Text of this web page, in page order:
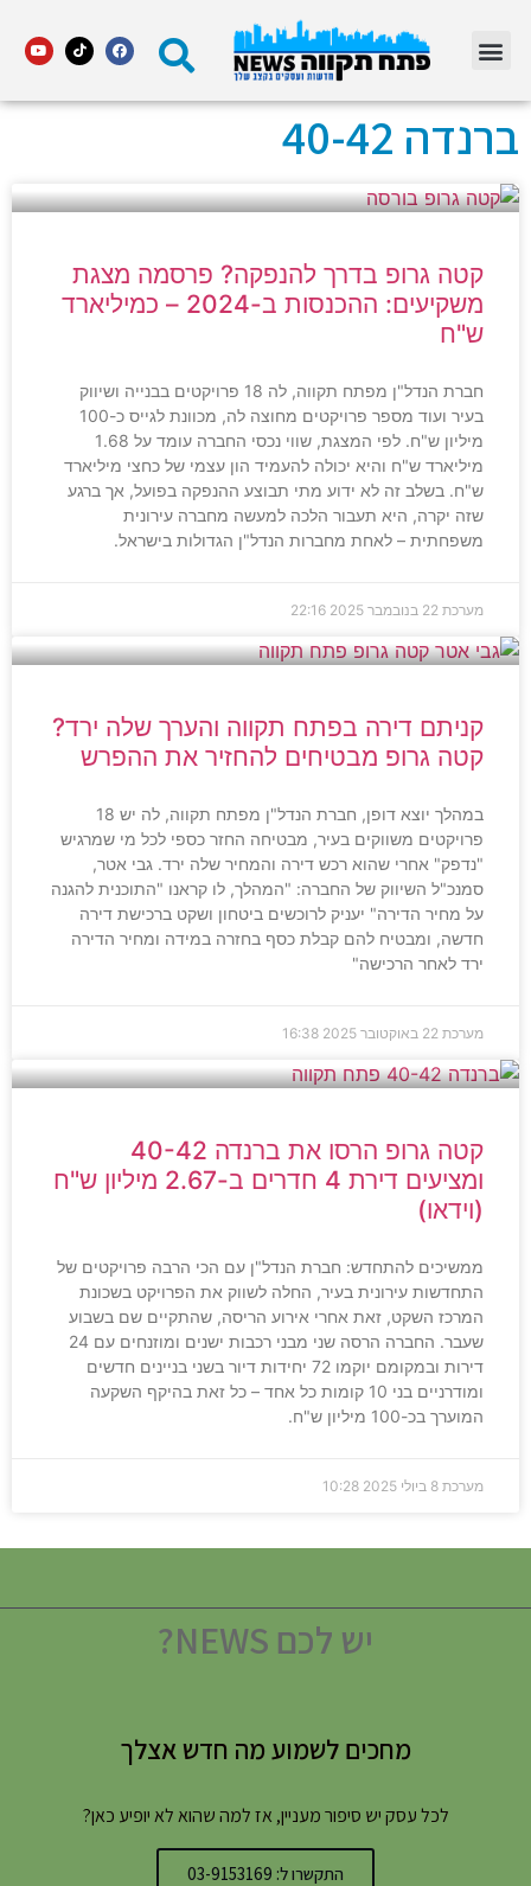
ברנדה 40-42
קטה גרופ בדרך להנפקה? פרסמה מצגת
משקיעים: ההכנסות ב-2024 – כמיליארד
ש"ח
חברת הנדל"ן מפתח תקווה, לה 18 פרויקטים בבנייה ושיווק
בעיר ועוד מספר פרויקטים מחוצה לה, מכוונת לגייס כ-100
מיליון ש"ח. לפי המצגת, שווי נכסי החברה עומד על 1.68
מיליארד ש"ח והיא יכולה להעמיד הון עצמי של כחצי מיליארד
ש"ח. בשלב זה לא ידוע מתי תבוצע ההנפקה בפועל, אך ברגע
שזה יקרה, היא תעבור הלכה למעשה מחברה עירונית
משפחתית – לאחת מחברות הנדל"ן הגדולות בישראל.
מערכת 22 בנובמבר 2025 22:16
קניתם דירה בפתח תקווה והערך שלה ירד?
קטה גרופ מבטיחים להחזיר את ההפרש
במהלך יוצא דופן, חברת הנדל"ן מפתח תקווה, לה יש 18
פרויקטים משווקים בעיר, מבטיחה החזר כספי לכל מי שמרגיש
"נדפק" אחרי שהוא רכש דירה והמחיר שלה ירד. גבי אטר,
סמנכ"ל השיווק של החברה: "המהלך, לו קראנו "התוכנית להגנה
על מחיר הדירה" יעניק לרוכשים ביטחון ושקט ברכישת דירה
חדשה, ומבטיח להם קבלת כסף בחזרה במידה ומחיר הדירה
ירד לאחר הרכישה"
מערכת 22 באוקטובר 2025 16:38
קטה גרופ הרסו את ברנדה 40-42
ומציעים דירת 4 חדרים ב-2.67 מיליון ש"ח
(וידאו)
ממשיכים להתחדש: חברת הנדל"ן עם הכי הרבה פרויקטים של
התחדשות עירונית בעיר, החלה לשווק את הפרויקט בשכונת
המרכז השקט, זאת אחרי אירוע הריסה, שהתקיים שם בשבוע
שעבר. החברה הרסה שני מבני רכבות ישנים ומוזנחים עם 24
דירות ובמקומם יוקמו 72 יחידות דיור בשני בניינים חדשים
ומודרניים בני 10 קומות כל אחד – כל זאת בהיקף השקעה
המוערך בכ-100 מיליון ש"ח.
מערכת 8 ביולי 2025 10:28
יש לכם NEWS?
מחכים לשמוע מה חדש אצלך
לכל עסק יש סיפור מעניין, אז למה שהוא לא יופיע כאן?
התקשרו ל: 03-9153169